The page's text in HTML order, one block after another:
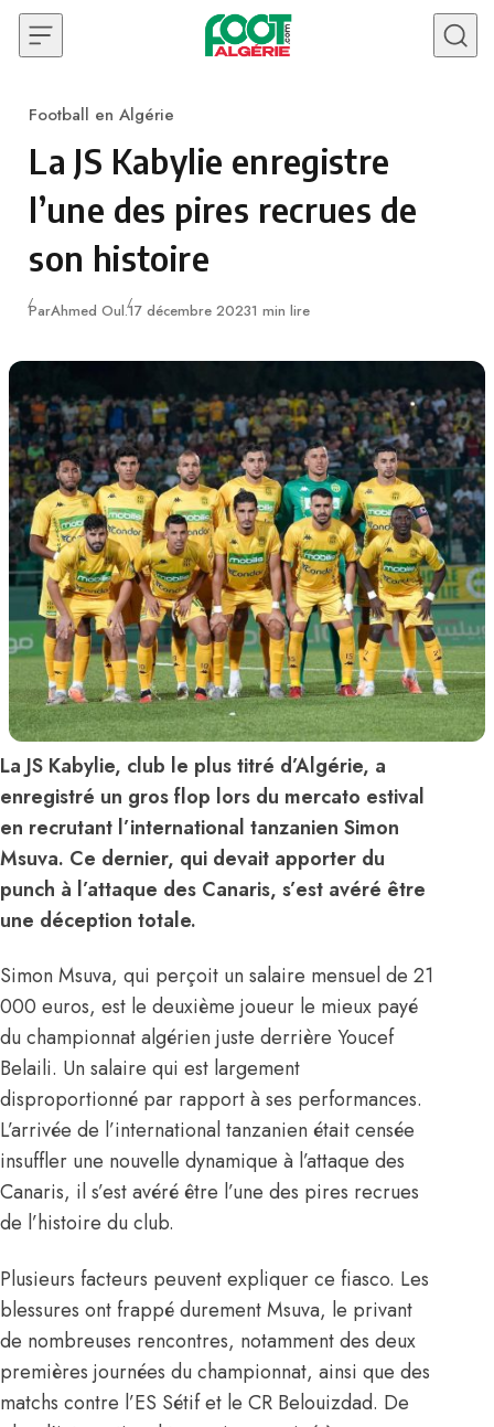
Skip to content
Category
Football en Algérie
La JS Kabylie enregistre
l’une des pires recrues de
son histoire
ParAhmed Oul.Publié
17 décembre 20231 min lire
La JS Kabylie, club le plus titré d’Algérie, a
enregistré un gros flop lors du mercato estival
en recrutant l’international tanzanien Simon
Msuva. Ce dernier, qui devait apporter du
punch à l’attaque des Canaris, s’est avéré être
une déception totale.
Simon Msuva, qui perçoit un salaire mensuel de 21
000 euros, est le deuxième joueur le mieux payé
du championnat algérien juste derrière Youcef
Belaili. Un salaire qui est largement
disproportionné par rapport à ses performances.
L’arrivée de l’international tanzanien était censée
insuffler une nouvelle dynamique à l’attaque des
Canaris, il s’est avéré être l’une des pires recrues
de l’histoire du club.
Plusieurs facteurs peuvent expliquer ce fiasco. Les
blessures ont frappé durement Msuva, le privant
de nombreuses rencontres, notamment des deux
premières journées du championnat, ainsi que des
matchs contre l’ES Sétif et le CR Belouizdad. De